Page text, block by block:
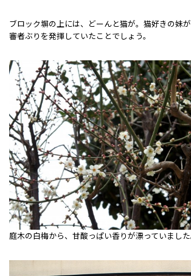
ブロック塀の上には、どーんと猫が。猫好きの妹
審者ぶりを発揮していたことでしょう。
庭木の白梅から、甘酸っぱい香りが漂っていました